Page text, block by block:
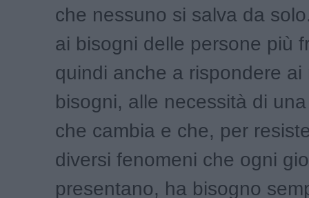
che nessuno si salva da
ai bisogni delle persone più
quindi anche a rispondere ai
bisogni, alle necessità di
che cambia e che, per
diversi fenomeni che ogni
presentano, ha bisogno